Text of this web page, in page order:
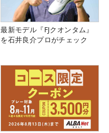
最新モデル『FJクオンタム』
を石井良介プロがチェック